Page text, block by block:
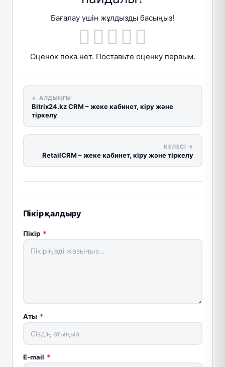
Бағалау үшін жұлдызды басыңыз!
Оценок пока нет. Поставьте оценку первым.
← АЛДЫҢҒЫ
Bitrix24.kz CRM – жеке кабинет, кіру және
тіркелу
КЕЛЕСІ →
RetailCRM – жеке кабинет, кіру және тіркелу
Пікір қалдыру
Пікір *
Аты *
E-mail *